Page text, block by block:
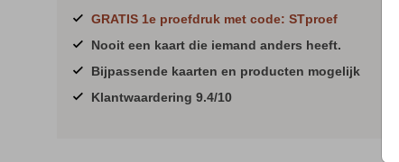
GRATIS 1e proefdruk met code: STproef
Nooit een kaart die iemand anders heeft.
Bijpassende kaarten en producten mogelijk
Klantwaardering 9.4/10